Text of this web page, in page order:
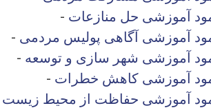
- آموزشی حل منازعات
- آموزشی آگاهی پولیس مردمی
- آموزشی شهر سازی و توسعه
- آموزشی کاهش خطرات
آموزشی حفاظت از محیط زیست